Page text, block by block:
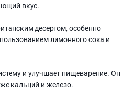
вкус.
десертом, особенно
лимонного сока и
и улучшает пищеварение. Он
кальций и железо.